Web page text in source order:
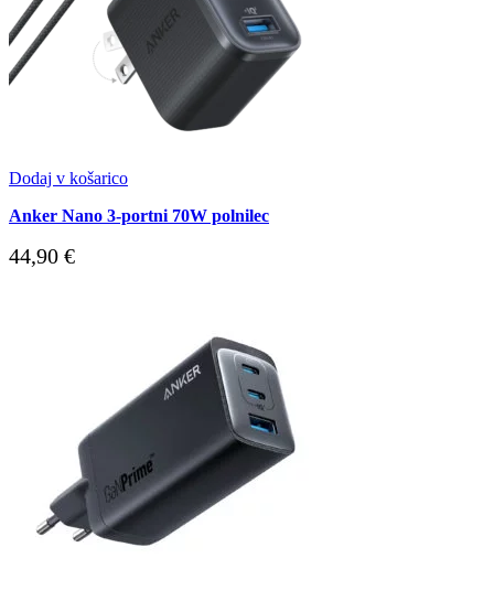
Dodaj v košarico
Anker Nano 3-portni 70W polnilec
44,90 €